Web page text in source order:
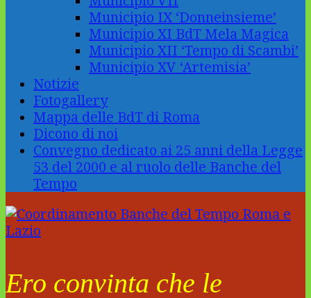
Municipio IX ‘Donneinsieme’
Municipio XI BdT Mela Magica
Municipio XII ‘Tempo di Scambi’
Municipio XV ‘Artemisia’
Notizie
Fotogallery
Mappa delle BdT di Roma
Dicono di noi
Convegno dedicato ai 25 anni della Legge
53 del 2000 e al ruolo delle Banche del
Tempo
Ero convinta che le